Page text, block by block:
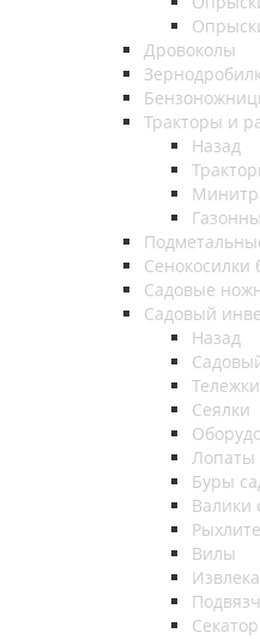
Дровоколы
Тракторы и
Назад
Сенокосилки
Садовые
Садовый
Назад
Тележки
Сеялки
Лопаты
Буры
Валики
Вилы